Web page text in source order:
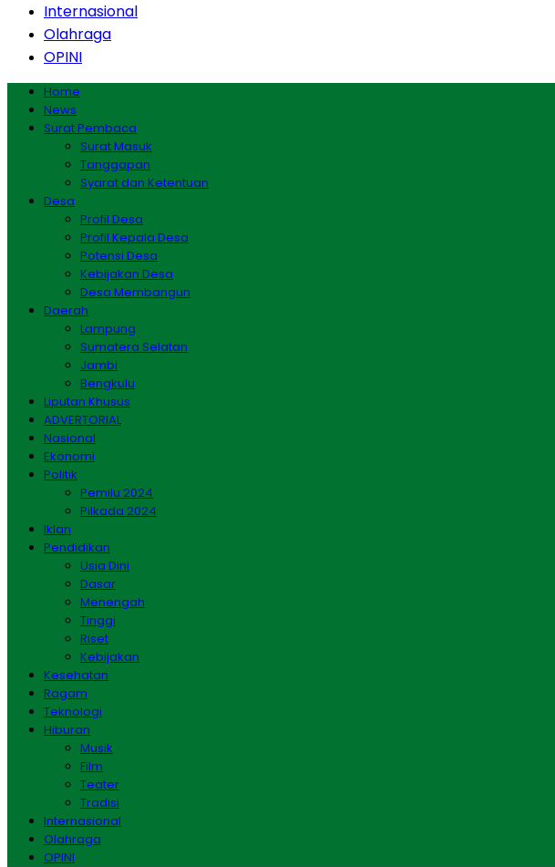
Internasional
Olahraga
OPINI
Home
News
Surat Pembaca
Surat Masuk
Tanggapan
Syarat dan Ketentuan
Desa
Profil Desa
Profil Kepala Desa
Potensi Desa
Kebijakan Desa
Desa Membangun
Daerah
Lampung
Sumatera Selatan
Jambi
Bengkulu
Liputan Khusus
ADVERTORIAL
Nasional
Ekonomi
Politik
Pemilu 2024
Pilkada 2024
Iklan
Pendidikan
Usia Dini
Dasar
Menengah
Tinggi
Riset
Kebijakan
Kesehatan
Ragam
Teknologi
Hiburan
Musik
Film
Teater
Tradisi
Internasional
Olahraga
OPINI